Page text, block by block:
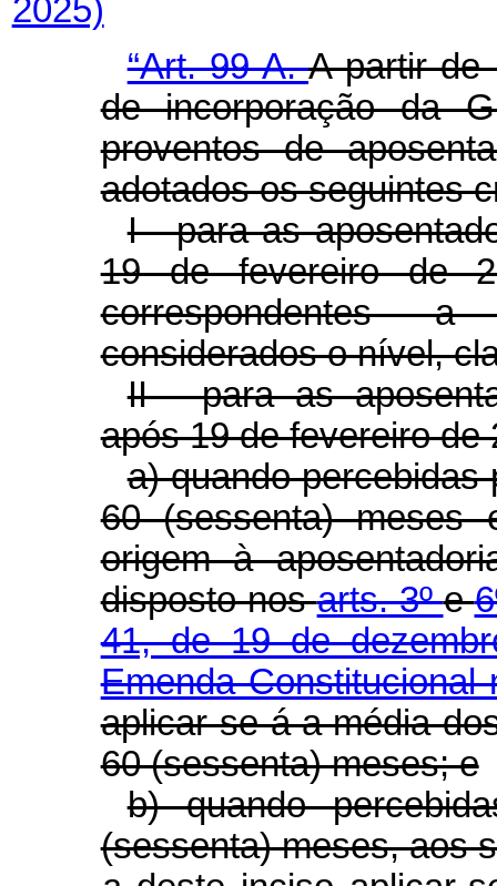
2025)
“Art. 99-A.A partir de
de incorporação da
proventos de
adotados os seguintes
I - para as
19 de fevereiro de
correspondentes
considerados o nível,
II - para as
após 19 de fevereiro de
a) quando percebidas
60 (sessenta) meses
origem à
disposto nosarts. 3ºe
41, de 19 de
Emenda
aplicar-se-á a média
60 (sessenta) meses; e
b) quando
(sessenta) meses, aos